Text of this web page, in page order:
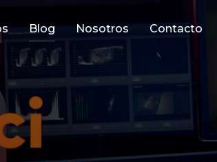
Blog Nosotros Contacto